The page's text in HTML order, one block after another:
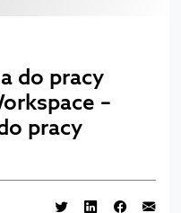
do pracy
–
pracy